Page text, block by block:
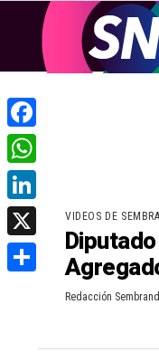
VIDEOS DE
Redacción
F
a
c
e
b
W
h
a
L
i
n
X